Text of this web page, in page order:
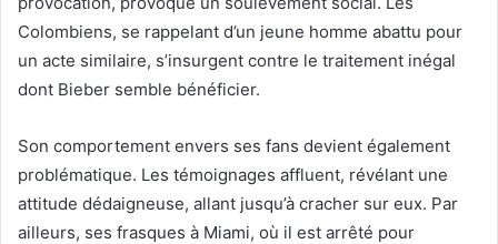
Colombiens, se rappelant d’un jeune homme abattu pour
un acte similaire, s’insurgent contre le traitement inégal
dont Bieber semble bénéficier.
Son comportement envers ses fans devient également
problématique. Les témoignages affluent, révélant une
attitude dédaigneuse, allant jusqu’à cracher sur eux. Par
ailleurs, ses frasques à Miami, où il est arrêté pour